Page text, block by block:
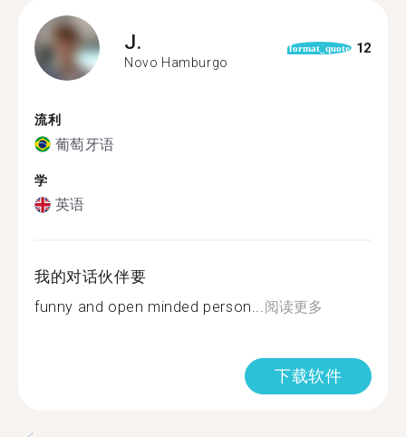
J.
Novo Hamburgo
format_quote 12
流利
葡萄牙语
学
英语
我的对话伙伴要
funny and open minded person...阅读更多
下载软件